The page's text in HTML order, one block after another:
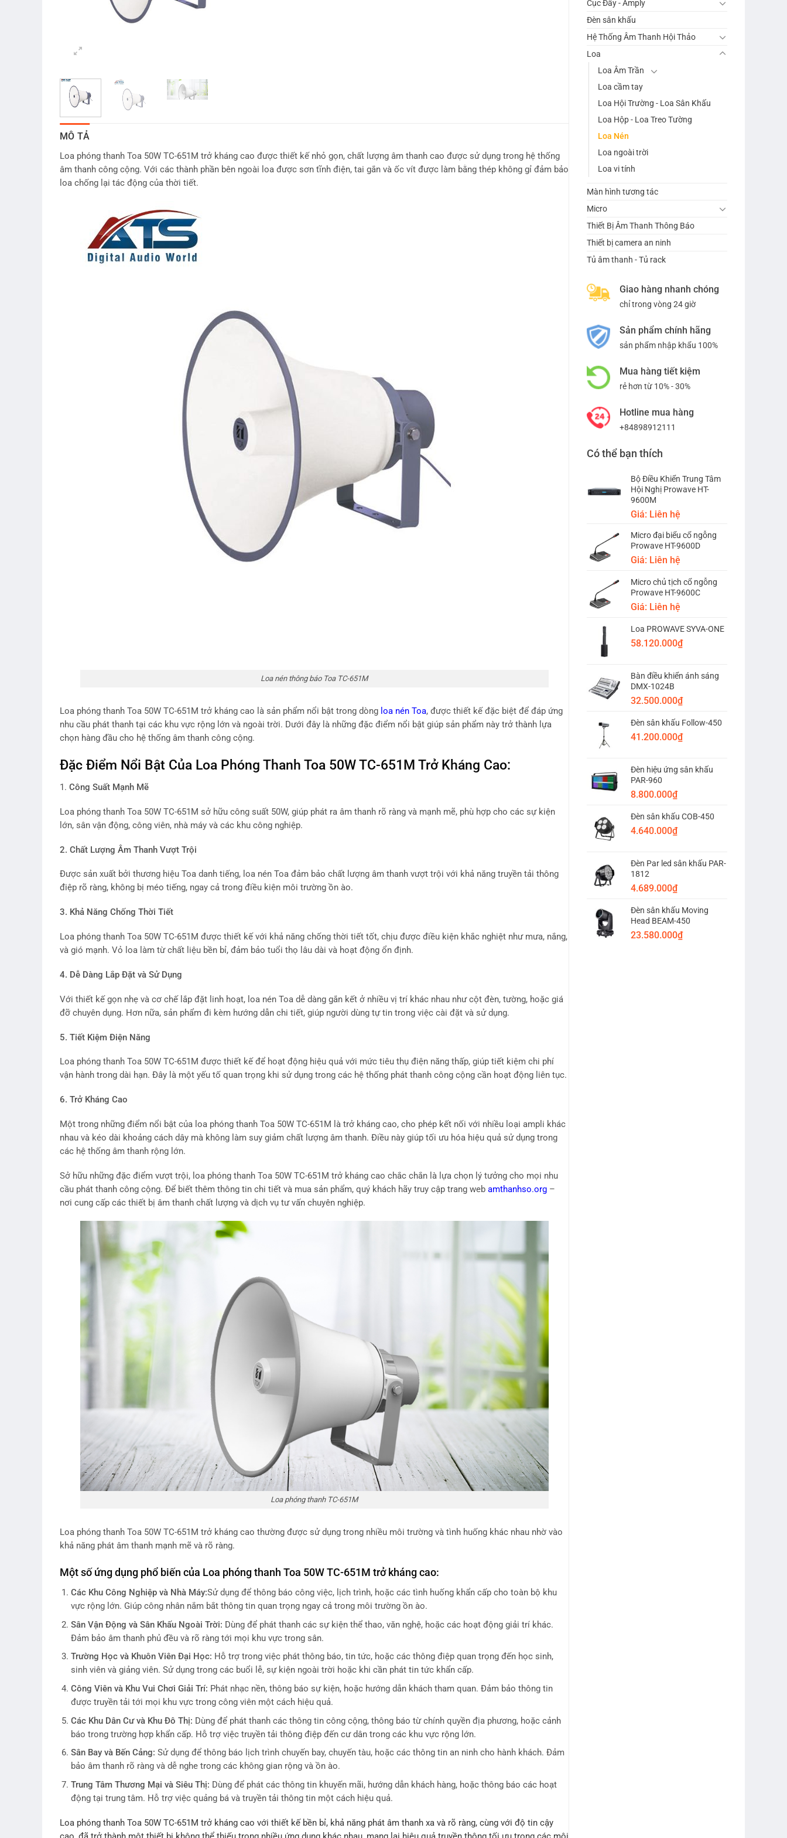
Cục Đẩy - Amply
Đèn sân khấu
Hệ Thống Âm Thanh Hội Thảo
Loa
Loa Âm Trần
Loa cầm tay
Loa Hội Trường - Loa Sân Khấu
Loa Hộp - Loa Treo Tường
Loa Nén
Loa ngoài trời
Loa vi tính
Màn hình tương tác
Micro
Thiết Bị Âm Thanh Thông Báo
Thiết bị camera an ninh
Tủ âm thanh - Tủ rack
Giao hàng nhanh chóng
chỉ trong vòng 24 giờ
Sản phẩm chính hãng
sản phẩm nhập khẩu 100%
Mua hàng tiết kiệm
rẻ hơn từ 10% - 30%
Hotline mua hàng
+84898912111
Có thể bạn thích
Bộ Điều Khiển Trung Tâm
Hội Nghị Prowave HT-
9600M
Giá: Liên hệ
Micro đại biểu cổ ngỗng
Prowave HT-9600D
Giá: Liên hệ
Micro chủ tịch cổ ngỗng
Prowave HT-9600C
Giá: Liên hệ
Loa PROWAVE SYVA-ONE
58.120.000₫
Bàn điều khiển ánh sáng
DMX-1024B
32.500.000₫
Đèn sân khấu Follow-450
41.200.000₫
Đèn hiệu ứng sân khấu
PAR-960
8.800.000₫
Đèn sân khấu COB-450
4.640.000₫
Đèn Par led sân khấu PAR-
1812
4.689.000₫
Đèn sân khấu Moving
Head BEAM-450
23.580.000₫
MÔ TẢ
Loa phóng thanh Toa 50W TC-651M trở kháng cao được thiết kế nhỏ gọn, chất lượng âm thanh cao được sử dụng trong hệ thống
âm thanh công cộng. Với các thành phần bên ngoài loa được sơn tĩnh điện, tai gắn và ốc vít được làm bằng thép không gỉ đảm bảo
loa chống lại tác động của thời tiết.
Loa nén thông báo Toa TC-651M
Loa phóng thanh Toa 50W TC-651M trở kháng cao là sản phẩm nổi bật trong dòng loa nén Toa, được thiết kế đặc biệt để đáp ứng
nhu cầu phát thanh tại các khu vực rộng lớn và ngoài trời. Dưới đây là những đặc điểm nổi bật giúp sản phẩm này trở thành lựa
chọn hàng đầu cho hệ thống âm thanh công cộng.
Đặc Điểm Nổi Bật Của Loa Phóng Thanh Toa 50W TC-651M Trở Kháng Cao:
1. Công Suất Mạnh Mẽ
Loa phóng thanh Toa 50W TC-651M sở hữu công suất 50W, giúp phát ra âm thanh rõ ràng và mạnh mẽ, phù hợp cho các sự kiện
lớn, sân vận động, công viên, nhà máy và các khu công nghiệp.
2. Chất Lượng Âm Thanh Vượt Trội
Được sản xuất bởi thương hiệu Toa danh tiếng, loa nén Toa đảm bảo chất lượng âm thanh vượt trội với khả năng truyền tải thông
điệp rõ ràng, không bị méo tiếng, ngay cả trong điều kiện môi trường ồn ào.
3. Khả Năng Chống Thời Tiết
Loa phóng thanh Toa 50W TC-651M được thiết kế với khả năng chống thời tiết tốt, chịu được điều kiện khắc nghiệt như mưa, nắng,
và gió mạnh. Vỏ loa làm từ chất liệu bền bỉ, đảm bảo tuổi thọ lâu dài và hoạt động ổn định.
4. Dễ Dàng Lắp Đặt và Sử Dụng
Với thiết kế gọn nhẹ và cơ chế lắp đặt linh hoạt, loa nén Toa dễ dàng gắn kết ở nhiều vị trí khác nhau như cột đèn, tường, hoặc giá
đỡ chuyên dụng. Hơn nữa, sản phẩm đi kèm hướng dẫn chi tiết, giúp người dùng tự tin trong việc cài đặt và sử dụng.
5. Tiết Kiệm Điện Năng
Loa phóng thanh Toa 50W TC-651M được thiết kế để hoạt động hiệu quả với mức tiêu thụ điện năng thấp, giúp tiết kiệm chi phí
vận hành trong dài hạn. Đây là một yếu tố quan trọng khi sử dụng trong các hệ thống phát thanh công cộng cần hoạt động liên tục.
6. Trở Kháng Cao
Một trong những điểm nổi bật của loa phóng thanh Toa 50W TC-651M là trở kháng cao, cho phép kết nối với nhiều loại ampli khác
nhau và kéo dài khoảng cách dây mà không làm suy giảm chất lượng âm thanh. Điều này giúp tối ưu hóa hiệu quả sử dụng trong
các hệ thống âm thanh rộng lớn.
Sở hữu những đặc điểm vượt trội, loa phóng thanh Toa 50W TC-651M trở kháng cao chắc chắn là lựa chọn lý tưởng cho mọi nhu
cầu phát thanh công cộng. Để biết thêm thông tin chi tiết và mua sản phẩm, quý khách hãy truy cập trang web amthanhso.org –
nơi cung cấp các thiết bị âm thanh chất lượng và dịch vụ tư vấn chuyên nghiệp.
Loa phóng thanh TC-651M
Loa phóng thanh Toa 50W TC-651M trở kháng cao thường được sử dụng trong nhiều môi trường và tình huống khác nhau nhờ vào
khả năng phát âm thanh mạnh mẽ và rõ ràng.
Một số ứng dụng phổ biến của Loa phóng thanh Toa 50W TC-651M trở kháng cao:
Các Khu Công Nghiệp và Nhà Máy:Sử dụng để thông báo công việc, lịch trình, hoặc các tình huống khẩn cấp cho toàn bộ khu
vực rộng lớn. Giúp công nhân nắm bắt thông tin quan trọng ngay cả trong môi trường ồn ào.
Sân Vận Động và Sân Khấu Ngoài Trời: Dùng để phát thanh các sự kiện thể thao, văn nghệ, hoặc các hoạt động giải trí khác.
Đảm bảo âm thanh phủ đều và rõ ràng tới mọi khu vực trong sân.
Trường Học và Khuôn Viên Đại Học: Hỗ trợ trong việc phát thông báo, tin tức, hoặc các thông điệp quan trọng đến học sinh,
sinh viên và giảng viên. Sử dụng trong các buổi lễ, sự kiện ngoài trời hoặc khi cần phát tin tức khẩn cấp.
Công Viên và Khu Vui Chơi Giải Trí: Phát nhạc nền, thông báo sự kiện, hoặc hướng dẫn khách tham quan. Đảm bảo thông tin
được truyền tải tới mọi khu vực trong công viên một cách hiệu quả.
Các Khu Dân Cư và Khu Đô Thị: Dùng để phát thanh các thông tin công cộng, thông báo từ chính quyền địa phương, hoặc cảnh
báo trong trường hợp khẩn cấp. Hỗ trợ việc truyền tải thông điệp đến cư dân trong các khu vực rộng lớn.
Sân Bay và Bến Cảng: Sử dụng để thông báo lịch trình chuyến bay, chuyến tàu, hoặc các thông tin an ninh cho hành khách. Đảm
bảo âm thanh rõ ràng và dễ nghe trong các không gian rộng và ồn ào.
Trung Tâm Thương Mại và Siêu Thị: Dùng để phát các thông tin khuyến mãi, hướng dẫn khách hàng, hoặc thông báo các hoạt
động tại trung tâm. Hỗ trợ việc quảng bá và truyền tải thông tin một cách hiệu quả.
Loa phóng thanh Toa 50W TC-651M trở kháng cao với thiết kế bền bỉ, khả năng phát âm thanh xa và rõ ràng, cùng với độ tin cậy